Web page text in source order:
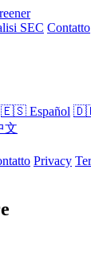
SEC Contatto
🇪🇸 Español
文
Privacy